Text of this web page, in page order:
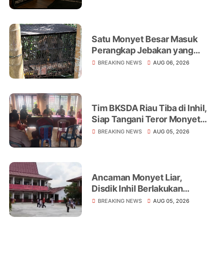
Satu Monyet Besar Masuk
Perangkap Jebakan yang
Dipasang di Belakang
BREAKING NEWS AUG 06, 2026
Tim BKSDA Riau Tiba di Inhil,
Siap Tangani Teror Monyet
Liar yang Telah Melukai 18
BREAKING NEWS AUG 05, 2026
Ancaman Monyet Liar,
Disdik Inhil Berlakukan
Belajar dari Rumah di
BREAKING NEWS AUG 05, 2026